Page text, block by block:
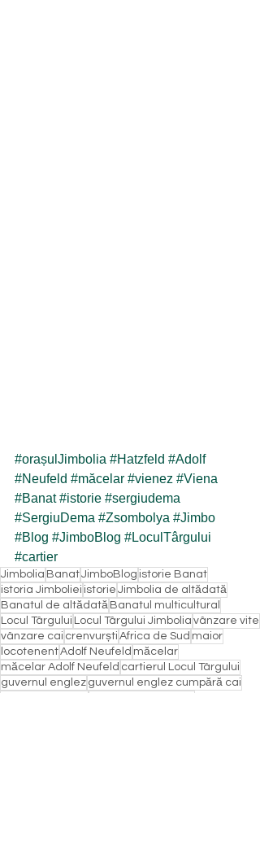
#orașulJimbolia #Hatzfeld #Adolf
#Neufeld #măcelar #vienez #Viena
#Banat #istorie #sergiudema
#SergiuDema #Zsombolya #Jimbo
#Blog #JimboBlog #LoculTârgului
#cartier
Jimbolia BanatJimboBlog istorie Banat
istoria Jimboliei istorie Jimbolia de altădată
Banatul de altădată Banatul multicultural
Locul Târgului Locul Târgului Jimbolia vânzare vite
vânzare cai crenvurști Africa de Sud maior
locotenentAdolf Neufeld măcelar
măcelar Adolf Neufeld cartierul Locul Târgului
guvernul englez guvernul englez cumpără cai